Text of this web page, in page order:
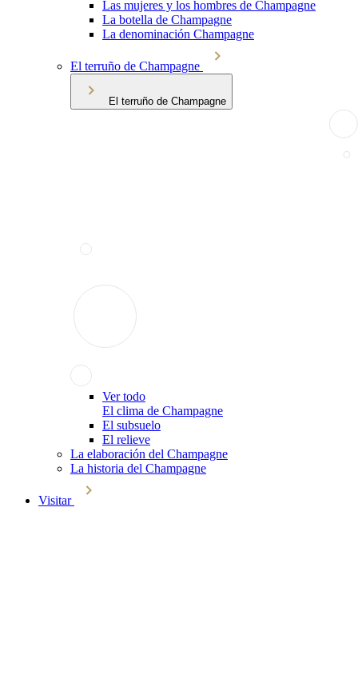
Las mujeres y los hombres de Champagne
La botella de Champagne
La denominación Champagne
El terruño de Champagne
El terruño de Champagne
Ver todo
El clima de Champagne
El subsuelo
El relieve
La elaboración del Champagne
La historia del Champagne
Visitar